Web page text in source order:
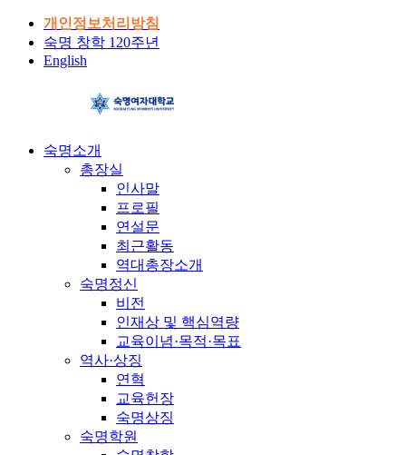
개인정보처리방침
숙명 창학 120주년
English
숙명소개
총장실
인사말
프로필
연설문
최근활동
역대총장소개
숙명정신
비전
인재상 및 핵심역량
교육이념·목적·목표
역사·상징
연혁
교육헌장
숙명상징
숙명학원